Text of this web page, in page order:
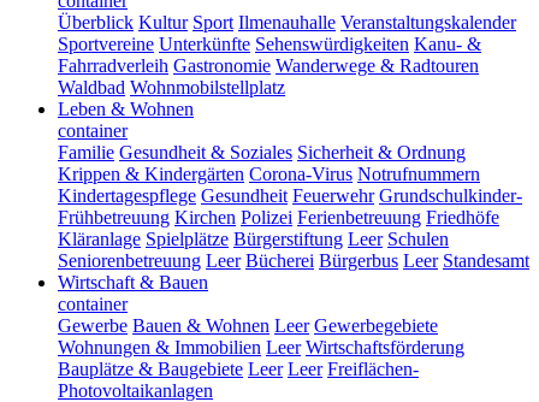
Überblick Kultur Sport Ilmenauhalle Veranstaltungskalender
Sportvereine Unterkünfte Sehenswürdigkeiten Kanu- &
Fahrradverleih Gastronomie Wanderwege & Radtouren
Waldbad Wohnmobilstellplatz
Leben & Wohnen
container
Familie Gesundheit & Soziales Sicherheit & Ordnung
Krippen & Kindergärten Corona-Virus Notrufnummern
Kindertagespflege Gesundheit Feuerwehr Grundschulkinder-
Frühbetreuung Kirchen Polizei Ferienbetreuung Friedhöfe
Kläranlage Spielplätze Bürgerstiftung Leer Schulen
Seniorenbetreuung Leer Bücherei Bürgerbus Leer Standesamt
Wirtschaft & Bauen
container
Gewerbe Bauen & Wohnen Leer Gewerbegebiete
Wohnungen & Immobilien Leer Wirtschaftsförderung
Bauplätze & Baugebiete Leer Leer Freiflächen-
Photovoltaikanlagen